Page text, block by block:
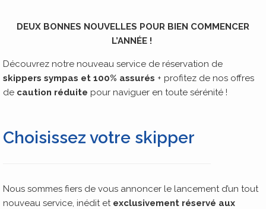
DEUX BONNES NOUVELLES POUR BIEN COMMENCER
L’ANNÉE !
Découvrez notre nouveau service de réservation de
skippers sympas et 100% assurés + profitez de nos offres
de caution réduite pour naviguer en toute sérénité !
Choisissez votre skipper
Nous sommes fiers de vous annoncer le lancement d’un tout
nouveau service, inédit et exclusivement réservé aux